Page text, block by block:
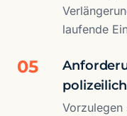
laufende
05